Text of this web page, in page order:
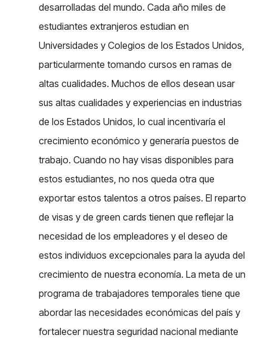
desarrolladas del mundo. Cada año miles de
estudiantes extranjeros estudian en
Universidades y Colegios de los Estados Unidos,
particularmente tomando cursos en ramas de
altas cualidades. Muchos de ellos desean usar
sus altas cualidades y experiencias en industrias
de los Estados Unidos, lo cual incentivaría el
crecimiento económico y generaría puestos de
trabajo. Cuando no hay visas disponibles para
estos estudiantes, no nos queda otra que
exportar estos talentos a otros países. El reparto
de visas y de green cards tienen que reflejar la
necesidad de los empleadores y el deseo de
estos individuos excepcionales para la ayuda del
crecimiento de nuestra economía. La meta de un
programa de trabajadores temporales tiene que
abordar las necesidades económicas del país y
fortalecer nuestra seguridad nacional mediante